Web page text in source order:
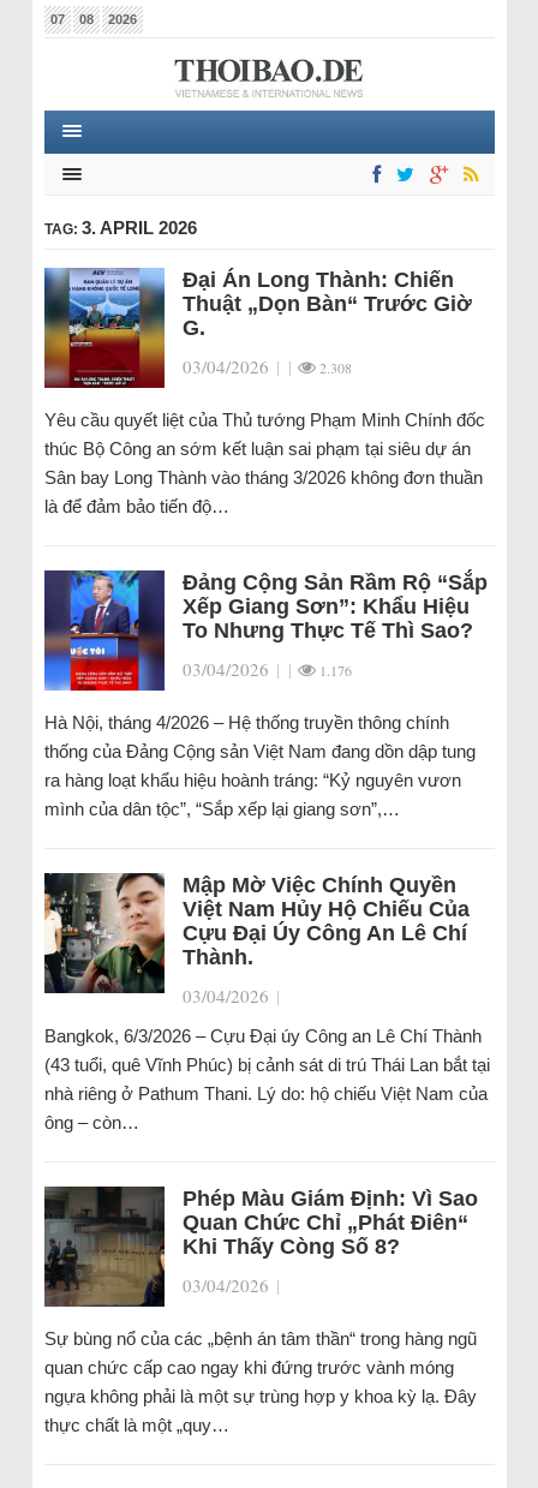
07 08 2026
TAG: 3. APRIL 2026
Đại Án Long Thành: Chiến
Thuật „Dọn Bàn“ Trước Giờ
G.
03/04/2026 | | 2.308
Yêu cầu quyết liệt của Thủ tướng Phạm Minh Chính đốc
thúc Bộ Công an sớm kết luận sai phạm tại siêu dự án
Sân bay Long Thành vào tháng 3/2026 không đơn thuần
là để đảm bảo tiến độ…
Đảng Cộng Sản Rầm Rộ “Sắp
Xếp Giang Sơn”: Khẩu Hiệu
To Nhưng Thực Tế Thì Sao?
03/04/2026 | | 1.176
Hà Nội, tháng 4/2026 – Hệ thống truyền thông chính
thống của Đảng Cộng sản Việt Nam đang dồn dập tung
ra hàng loạt khẩu hiệu hoành tráng: “Kỷ nguyên vươn
mình của dân tộc”, “Sắp xếp lại giang sơn”,…
Mập Mờ Việc Chính Quyền
Việt Nam Hủy Hộ Chiếu Của
Cựu Đại Úy Công An Lê Chí
Thành.
03/04/2026 |
Bangkok, 6/3/2026 – Cựu Đại úy Công an Lê Chí Thành
(43 tuổi, quê Vĩnh Phúc) bị cảnh sát di trú Thái Lan bắt tại
nhà riêng ở Pathum Thani. Lý do: hộ chiếu Việt Nam của
ông – còn…
Phép Màu Giám Định: Vì Sao
Quan Chức Chỉ „Phát Điên“
Khi Thấy Còng Số 8?
03/04/2026 |
Sự bùng nổ của các „bệnh án tâm thần“ trong hàng ngũ
quan chức cấp cao ngay khi đứng trước vành móng
ngựa không phải là một sự trùng hợp y khoa kỳ lạ. Đây
thực chất là một „quy…